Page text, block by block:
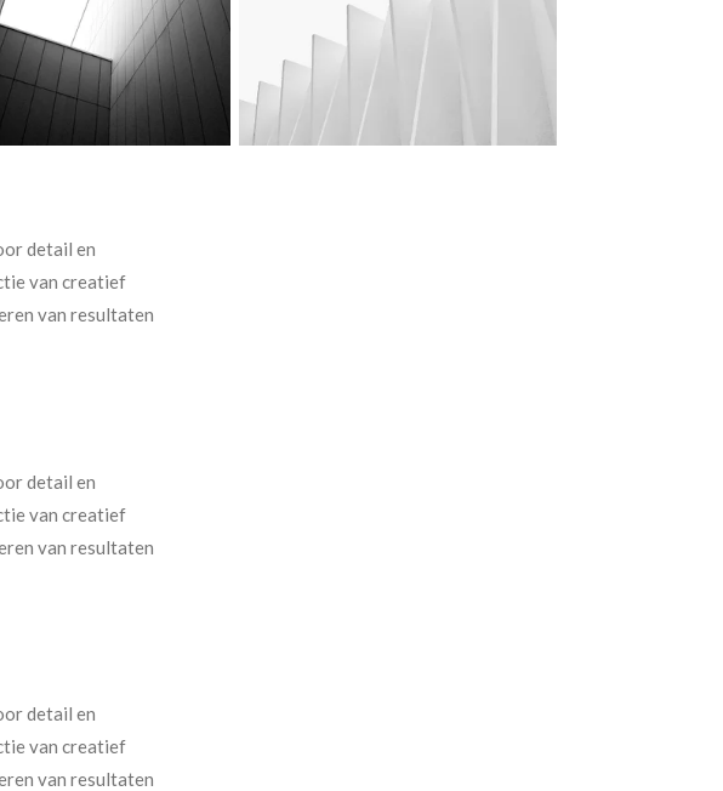
detail en
van creatief
van resultaten
detail en
van creatief
van resultaten
detail en
van creatief
van resultaten